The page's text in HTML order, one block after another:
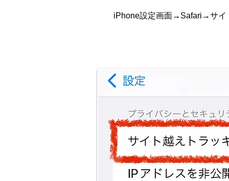
iPhone設定画面→Safari→サイ